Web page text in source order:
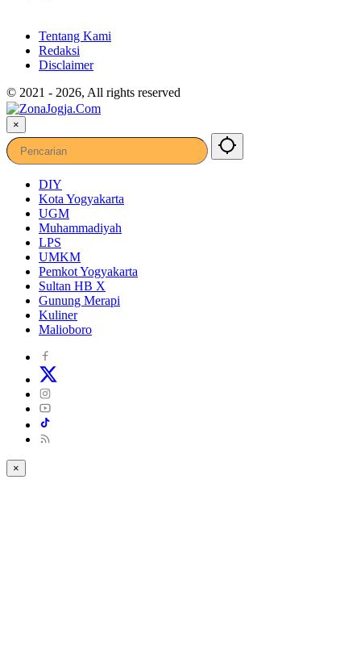
Tentang Kami
Redaksi
Disclaimer
© 2021 - 2026, All rights reserved
×
DIY
Kota Yogyakarta
UGM
Muhammadiyah
LPS
UMKM
Pemkot Yogyakarta
Sultan HB X
Gunung Merapi
Kuliner
Malioboro
×